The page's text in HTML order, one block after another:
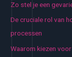
Zo stel je een
De cruciale rol van
processen
Waarom kiezen